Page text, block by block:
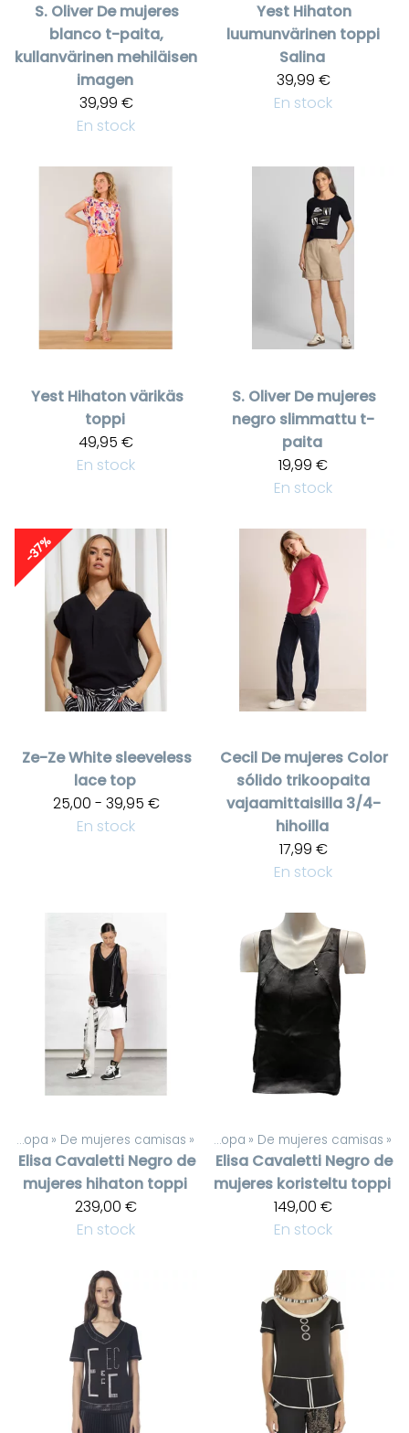
S. Oliver De mujeres
blanco t-paita,
kullanvärinen mehiläisen
imagen
39,99 €
En stock
Yest Hihaton
luumunvärinen toppi
Salina
39,99 €
En stock
Yest Hihaton värikäs
toppi
49,95 €
En stock
S. Oliver De mujeres
negro slimmattu t-
paita
19,99 €
En stock
-37%
Ze-ZeWhite sleeveless
lace top
25,00 - 39,95 €
En stock
Cecil De mujeres Color
sólido trikoopaita
vajaamittaisilla 3/4-
hihoilla
17,99 €
En stock
De mujeres ropa ‪» De mujeres camisas ‪»
Elisa Cavaletti Negro de
mujeres hihaton toppi
239,00 €
En stock
Productos ‪» De mujeres ropa ‪» De mujeres camisas ‪»
Elisa Cavaletti Negro de
mujeres koristeltu toppi
149,00 €
En stock